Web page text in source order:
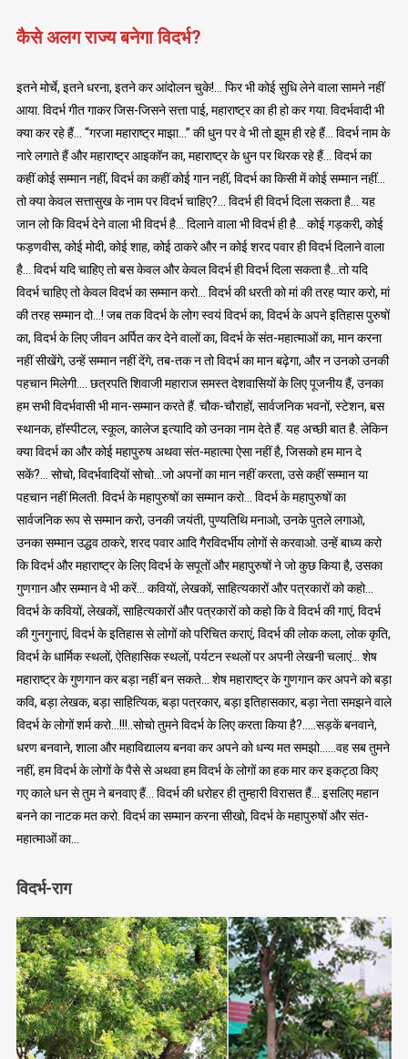
कैसे अलग राज्य बनेगा विदर्भ?
इतने मोर्चे, इतने धरना, इतने कर आंदोलन चुके!… फिर भी कोई सुधि लेने वाला सामने नहीं
आया. विदर्भ गीत गाकर जिस-जिसने सत्ता पाई, महाराष्ट्र का ही हो कर गया. विदर्भवादी भी
क्या कर रहे हैं… “गरजा महाराष्ट्र माझा…” की धुन पर वे भी तो झूम ही रहे हैं… विदर्भ नाम के
नारे लगाते हैं और महाराष्ट्र आइकॉन का, महाराष्ट्र के धुन पर थिरक रहे हैं… विदर्भ का
कहीं कोई सम्मान नहीं, विदर्भ का कहीं कोई गान नहीं, विदर्भ का किसी में कोई सम्मान नहीं…
तो क्या केवल सत्तासुख के नाम पर विदर्भ चाहिए?… विदर्भ ही विदर्भ दिला सकता है… यह
जान लो कि विदर्भ देने वाला भी विदर्भ है… दिलाने वाला भी विदर्भ ही है… कोई गड़करी, कोई
फड़णवीस, कोई मोदी, कोई शाह, कोई ठाकरे और न कोई शरद पवार ही विदर्भ दिलाने वाला
है… विदर्भ यदि चाहिए तो बस केवल और केवल विदर्भ ही विदर्भ दिला सकता है…तो यदि
विदर्भ चाहिए तो केवल विदर्भ का सम्मान करो… विदर्भ की धरती को मां की तरह प्यार करो, मां
की तरह सम्मान दो…! जब तक विदर्भ के लोग स्वयं विदर्भ का, विदर्भ के अपने इतिहास पुरुषों
का, विदर्भ के लिए जीवन अर्पित कर देने वालों का, विदर्भ के संत-महात्माओं का, मान करना
नहीं सीखेंगे, उन्हें सम्मान नहीं देंगे, तब-तक न तो विदर्भ का मान बढ़ेगा, और न उनको उनकी
पहचान मिलेगी…. छत्रपति शिवाजी महाराज समस्त देशवासियों के लिए पूजनीय हैं, उनका
हम सभी विदर्भवासी भी मान-सम्मान करते हैं. चौक-चौराहों, सार्वजनिक भवनों, स्टेशन, बस
स्थानक, हॉस्पीटल, स्कूल, कालेज इत्यादि को उनका नाम देते हैं. यह अच्छी बात है. लेकिन
क्या विदर्भ का और कोई महापुरुष अथवा संत-महात्मा ऐसा नहीं है, जिसको हम मान दे
सकें?… सोचो, विदर्भवादियों सोचो…जो अपनों का मान नहीं करता, उसे कहीं सम्मान या
पहचान नहीं मिलती. विदर्भ के महापुरुषों का सम्मान करो… विदर्भ के महापुरुषों का
सार्वजनिक रूप से सम्मान करो, उनकी जयंती, पुण्यतिथि मनाओ, उनके पुतले लगाओ,
उनका सम्मान उद्धव ठाकरे, शरद पवार आदि गैरविदर्भीय लोगों से करवाओ. उन्हें बाध्य करो
कि विदर्भ और महाराष्ट्र के लिए विदर्भ के सपूतों और महापुरुषों ने जो कुछ किया है, उसका
गुणगान और सम्मान वे भी करें… कवियों, लेखकों, साहित्यकारों और पत्रकारों को कहो…
विदर्भ के कवियों, लेखकों, साहित्यकारों और पत्रकारों को कहो कि वे विदर्भ की गाएं, विदर्भ
की गुनगुनाएं, विदर्भ के इतिहास से लोगों को परिचित कराएं, विदर्भ की लोक कला, लोक कृति,
विदर्भ के धार्मिक स्थलों, ऐतिहासिक स्थलों, पर्यटन स्थलों पर अपनी लेखनी चलाएं… शेष
महाराष्ट्र के गुणगान कर बड़ा नहीं बन सकते… शेष महाराष्ट्र के गुणगान कर अपने को बड़ा
कवि, बड़ा लेखक, बड़ा साहित्यिक, बड़ा पत्रकार, बड़ा इतिहासकार, बड़ा नेता समझने वाले
विदर्भ के लोगों शर्म करो…!!!..सोचो तुमने विदर्भ के लिए करता किया है?…..सड़कें बनवाने,
धरण बनवाने, शाला और महाविद्यालय बनवा कर अपने को धन्य मत समझो……वह सब तुमने
नहीं, हम विदर्भ के लोगों के पैसे से अथवा हम विदर्भ के लोगों का हक मार कर इकट्ठा किए
गए काले धन से तुम ने बनवाए हैं… विदर्भ की धरोहर ही तुम्हारी विरासत हैं… इसलिए महान
बनने का नाटक मत करो. विदर्भ का सम्मान करना सीखो, विदर्भ के महापुरुषों और संत-
महात्माओं का…
विदर्भ-राग